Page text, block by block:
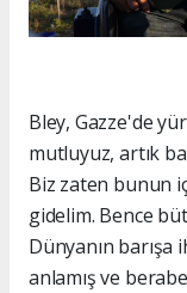
Bley, Gazze'de
mutluyuz, artık
Biz zaten bunun
gidelim. Bence
Dünyanın barışa
anlamış ve